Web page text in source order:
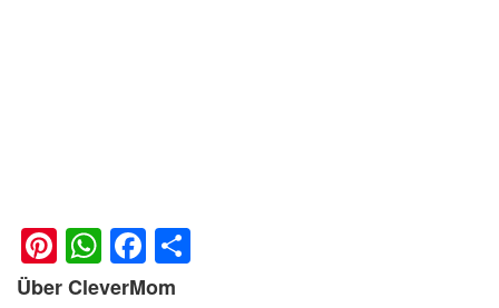
Pinterest
WhatsApp
Facebook
Über CleverMom